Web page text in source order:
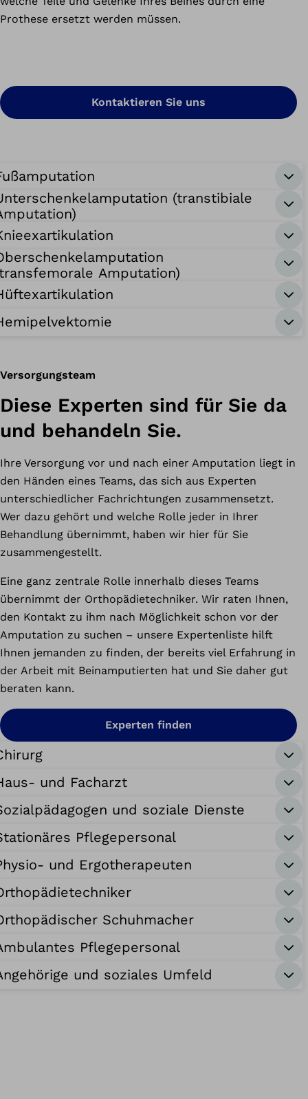
Prothese ersetzt werden müssen.
Kontaktieren Sie uns
(transtibiale
Amputation)
Versorgungsteam
Diese Experten sind für Sie da
und behandeln Sie.
Ihre Versorgung vor und nach einer Amputation liegt in
den Händen eines Teams, das sich aus Experten
unterschiedlicher Fachrichtungen zusammensetzt.
Wer dazu gehört und welche Rolle jeder in Ihrer
Behandlung übernimmt, haben wir hier für Sie
zusammengestellt.
Eine ganz zentrale Rolle innerhalb dieses Teams
übernimmt der Orthopädietechniker. Wir raten Ihnen,
den Kontakt zu ihm nach Möglichkeit schon vor der
Amputation zu suchen – unsere Expertenliste hilft
Ihnen jemanden zu finden, der bereits viel Erfahrung in
der Arbeit mit Beinamputierten hat und Sie daher gut
beraten kann.
Experten finden
und Facharzt
und soziale Dienste
Pflegepersonal
und Ergotherapeuten
Schuhmacher
Pflegepersonal
und soziales Umfeld